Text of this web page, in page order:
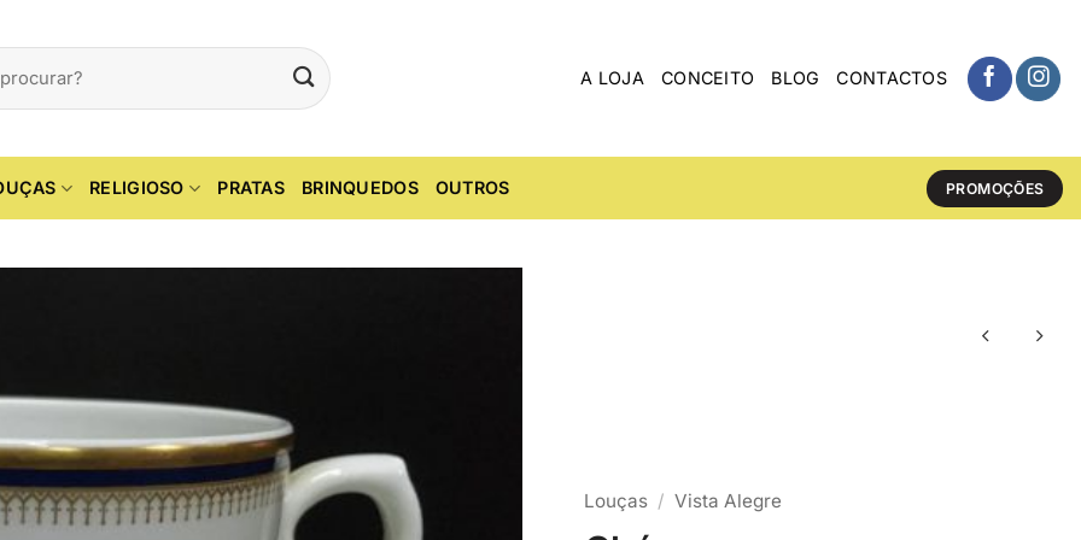
A LOJA CONCEITO BLOG CONTACTOS
RELIGIOSO PRATAS BRINQUEDOS OUTROS PROMOÇÕES
Louças / Vista Alegre